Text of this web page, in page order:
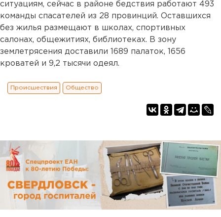
ситуациям, сейчас в районе бедствия работают 493
команды спасателей из 28 провинций. Оставшихся
без жилья размещают в школах, спортивных
салонах, общежитиях, библиотеках. В зону
землетрясения доставили 1689 палаток, 1656
кроватей и 9,2 тысячи одеял.
Происшествия Общество